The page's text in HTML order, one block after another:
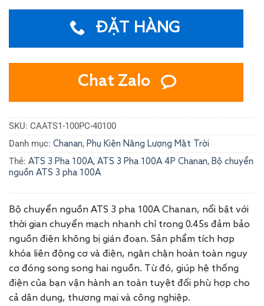
ĐẶT HÀNG
Chat Zalo
SKU: CAATS1-100PC-40100
Danh mục: Chanan, Phụ Kiện Năng Lượng Mặt Trời
Thẻ: ATS 3 Pha 100A, ATS 3 Pha 100A 4P Chanan, Bộ chuyển
nguồn ATS 3 pha 100A
Bộ chuyển nguồn ATS 3 pha 100A Chanan, nổi bật với
thời gian chuyển mạch nhanh chỉ trong 0.45s đảm bảo
nguồn điện không bị gián đoạn. Sản phẩm tích hợp
khóa liên động cơ và điện, ngăn chặn hoàn toàn nguy
cơ đóng song song hai nguồn. Từ đó, giúp hệ thống
điện của bạn vận hành an toàn tuyệt đối phù hợp cho
cả dân dụng, thương mại và công nghiệp.